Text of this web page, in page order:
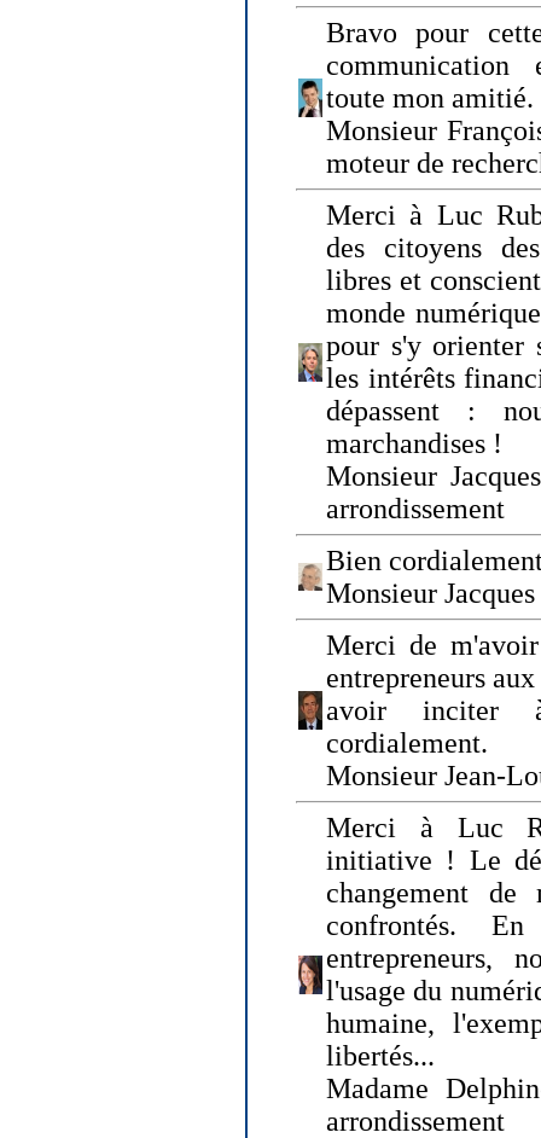
Bravo pour
communication
toute mon amitié.
Monsieur
moteur de
Merci à Luc
des citoyens
libres et
monde
pour s'y orienter
les intérêts
dépassent :
marchandises !
Monsieur
arrondissement
Bien
Monsieur
Merci de
entrepreneurs
avoir inciter
cordialement.
Monsieur Jean-
Merci à Luc
initiative ! Le
changement de
confrontés.
entrepreneurs,
l'usage du
humaine,
libertés...
Madame
arrondissement